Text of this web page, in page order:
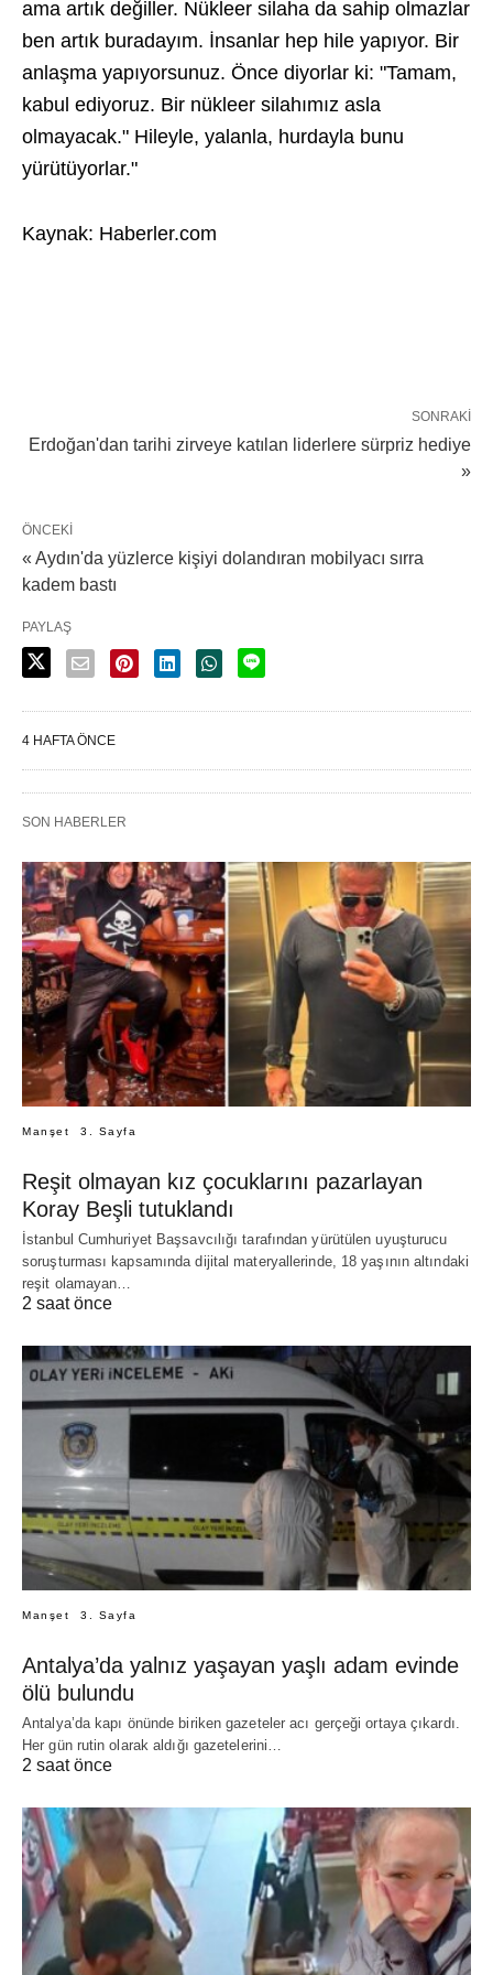
ama artık değiller. Nükleer silaha da sahip olmazlar
ben artık buradayım. İnsanlar hep hile yapıyor. Bir
anlaşma yapıyorsunuz. Önce diyorlar ki: "Tamam,
kabul ediyoruz. Bir nükleer silahımız asla
olmayacak." Hileyle, yalanla, hurdayla bunu
yürütüyorlar."
Kaynak: Haberler.com
SONRAKI
Erdoğan'dan tarihi zirveye katılan liderlere sürpriz hediye
»
ÖNCEKI
« Aydın'da yüzlerce kişiyi dolandıran mobilyacı sırra
kadem bastı
PAYLAŞ
4 HAFTA ÖNCE
SON HABERLER
Manşet 3. Sayfa
Reşit olmayan kız çocuklarını pazarlayan
Koray Beşli tutuklandı
İstanbul Cumhuriyet Başsavcılığı tarafından yürütülen uyuşturucu
soruşturması kapsamında dijital materyallerinde, 18 yaşının altındaki
reşit olamayan…
2 saat önce
Manşet 3. Sayfa
Antalya’da yalnız yaşayan yaşlı adam evinde
ölü bulundu
Antalya’da kapı önünde biriken gazeteler acı gerçeği ortaya çıkardı.
Her gün rutin olarak aldığı gazetelerini…
2 saat önce